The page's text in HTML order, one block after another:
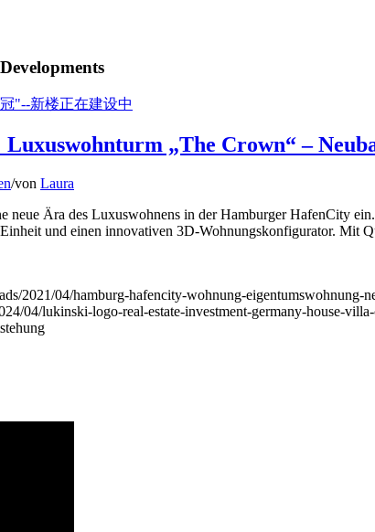
„The Crown“ –
/von Laura
neue Ära des Luxuswohnens in der Hamburger HafenCity
und einen innovativen 3D-Wohnungskonfigurator. Mit
2021/04/hamburg-hafencity-wohnung-
04/lukinski-logo-real-estate-investment-germany-house-